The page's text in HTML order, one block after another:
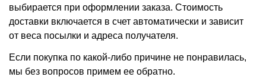
выбирается при оформлении заказа. Стоимость
доставки включается в счет автоматически и зависит
от веса посылки и адреса получателя.
Если покупка по какой-либо причине не понравилась,
мы без вопросов примем ее обратно.